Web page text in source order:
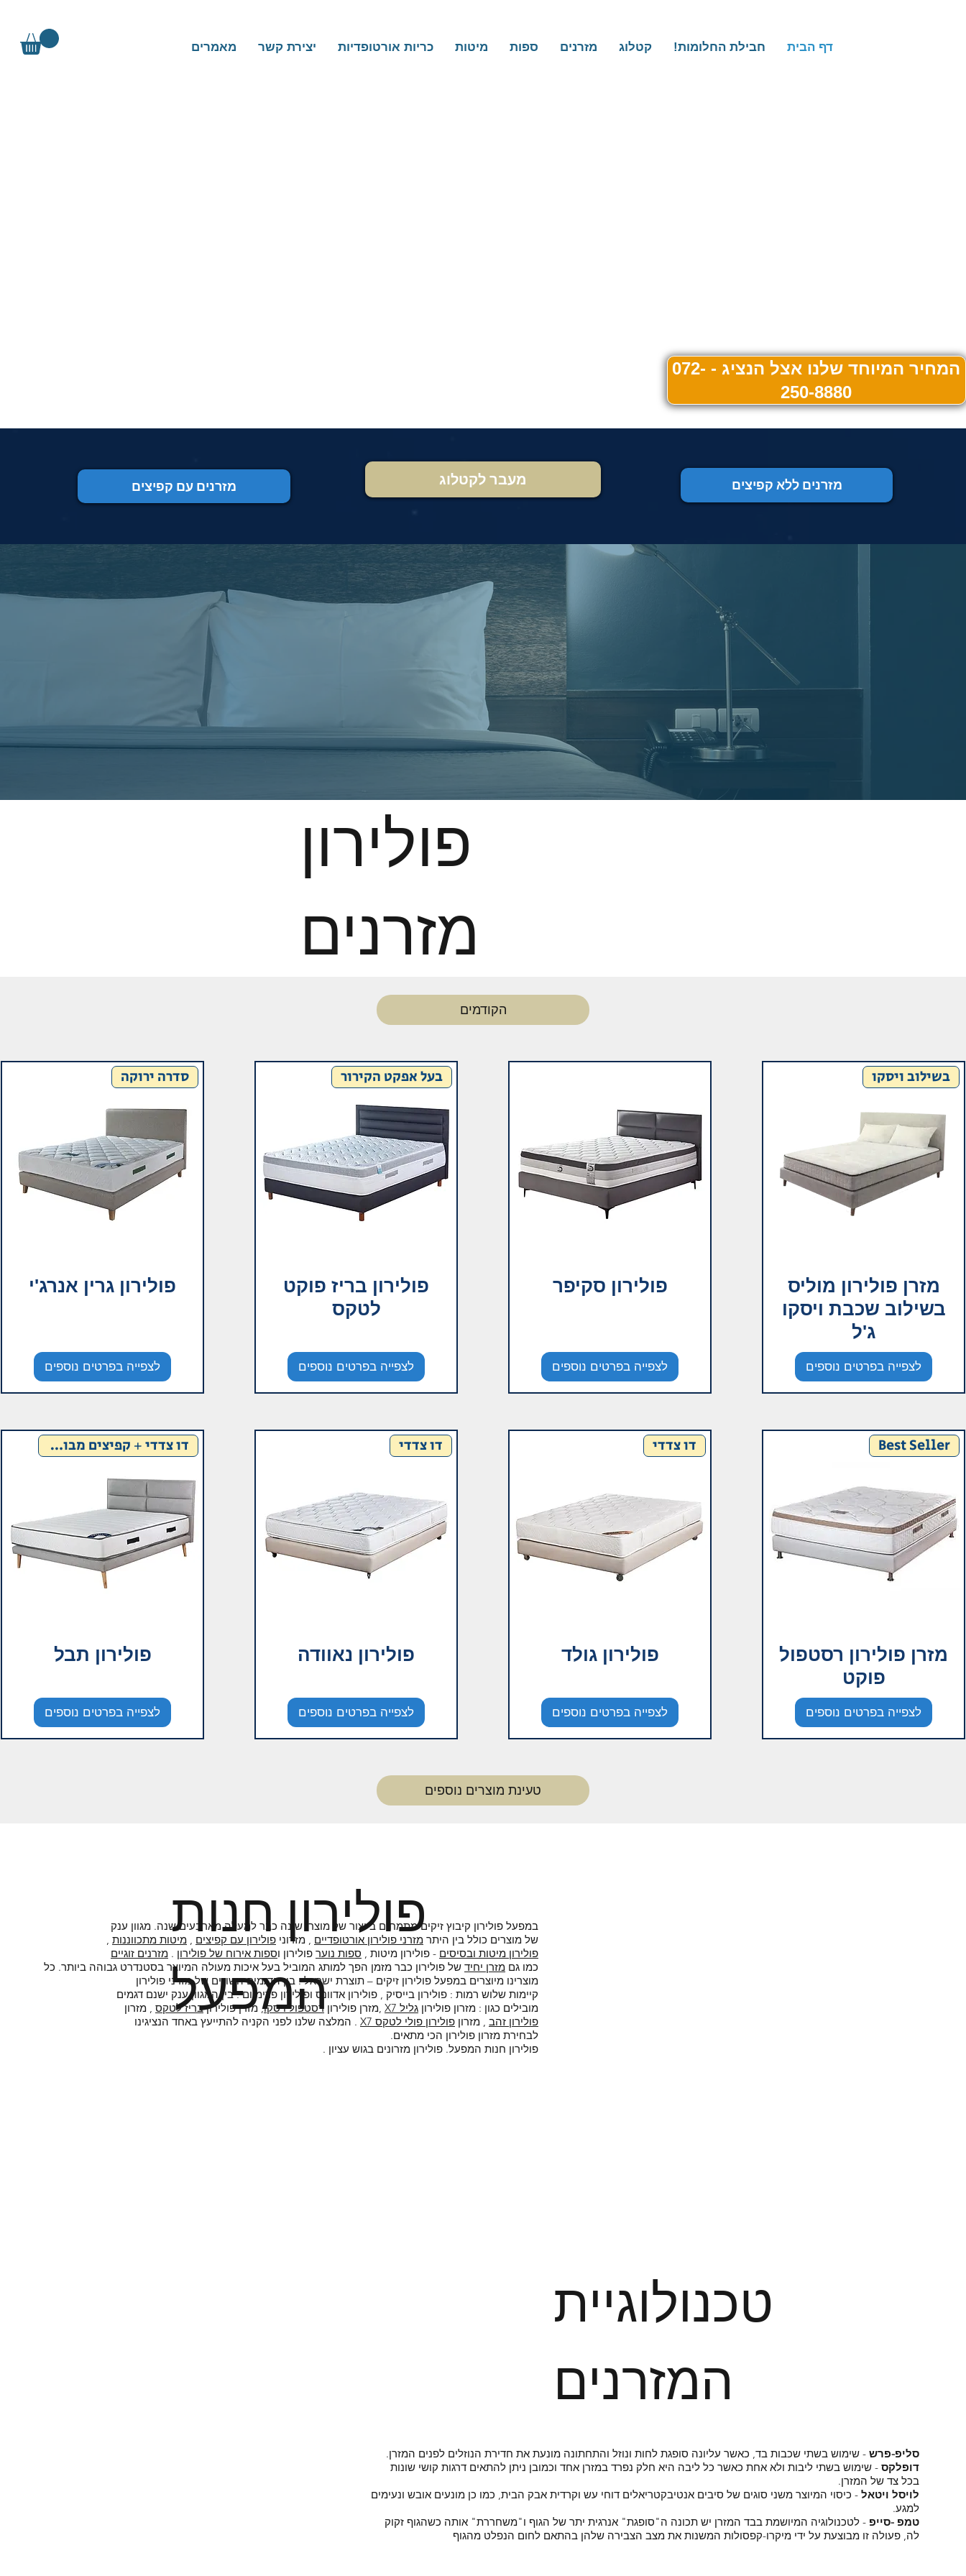
דף הבית חבילת החלומות! קטלוג מזרנים ספות מיטות כריות אורטופדיות יצירת קשר מאמרים
המחיר המיוחד שלנו אצל הנציג - 072-
250-8880
מזרנים עם קפיצים מעבר לקטלוג מזרנים ללא קפיצים
פולירון
הקודמים
בשילוב ויסקו
מזרן פולירון מוליס
בשילוב שכבת ויסקו
ג'ל
לצפייה בפרטים נוספים
פולירון סקיפר
לצפייה בפרטים נוספים
בעל אפקט הקירור
פולירון בריז פוקט
לטקס
לצפייה בפרטים נוספים
סדרה ירוקה
פולירון גרין אנרג'י
לצפייה בפרטים נוספים
Best Seller
מזרן פולירון רסטפול
פוקט
לצפייה בפרטים נוספים
דו צדדי
פולירון גולד
לצפייה בפרטים נוספים
דו צדדי
פולירון נאוודה
לצפייה בפרטים נוספים
דו צדדי + קפיצים מבודדים
פולירון תבל
לצפייה בפרטים נוספים
טעינת מוצרים נוספים
פולירון חנות
המפעל
במפעל פולירון קיבוץ זיקים מתמחים בייצור של מוצרי שינה כבר למעלה מארבעים שנה. מגוון ענק
של מוצרים כולל בין היתרמזרני פולירון אורטופדיים , מזרוניפולירון עם קפיצים ,מיטות מתכווננות
פולירוןמיטות ובסיסים - פולירון מיטות , ספות נוער פולירון וספות אירוח של פולירון .מזרנים זוגיים
כמו גםמזרן יחיד של פולירון כבר מזמן הפך למותג המוביל בעל איכות מעולה המיוצר בסטנדרט גבוהה ביותר. כל
מוצרינו מיוצרים במפעל פולירון זיקים – תוצרת ישראל . בין הדגמים השונים של מזרני פולירון
קיימות שלוש רמות : פולירון בייסיק , פולירון אדוונס ופולירון פרימיום . בין המגוון ענק ישנם דגמים
מובילים כגון : מזרון פולירוןגליל X7 ,מזרן פולירוןרסטפול ויסקו, מזרן פולירוןבריז לטקס , מזרון
פולירון זהב , מזרוןפולירון פולי לטקס X7
. המלצה שלנו לפני הקניה להתייעץ באחד הנציגינו
לבחירת מזרון פולירון הכי מתאים.
פולירון חנות המפעל. פולירון מזרונים בגוש עציון .
סליפ-פרש - שימוש בשתי שכבות בד, כאשר עליונה סופגת לחות ונוזל והתחתונה מונעת את חדירת הנוזלים לפנים המזרן.​
דופלקס - שימוש בשתי ליבות ולא אחת כאשר כל ליבה היא חלק נפרד במזרן אחד וכמובן ניתן להתאים דרגות קושי שונות
בכל צד של המזרן.​
לויסל ויטאל - כיסוי המיוצר משני סוגים של סיבים אנטיבקטריאלים דוחי עש וקרדית אבק הבית, כמו כן מונעים אובש ונעימים
למגע.​
טמפ -סייפ - לטכנולוגיה המיושמת בבד המזרן יש תכונה ה"סופגת" אנרגית יתר של הגוף ו"משחררת" אותה כשהגוף זקוק
לה, פעולה זו מבוצעת על ידי מיקרו-קפסולות המשנות את מצב הצבירה שלהן בהתאם לחום הנפלט מהגוף
טכנולוגיית